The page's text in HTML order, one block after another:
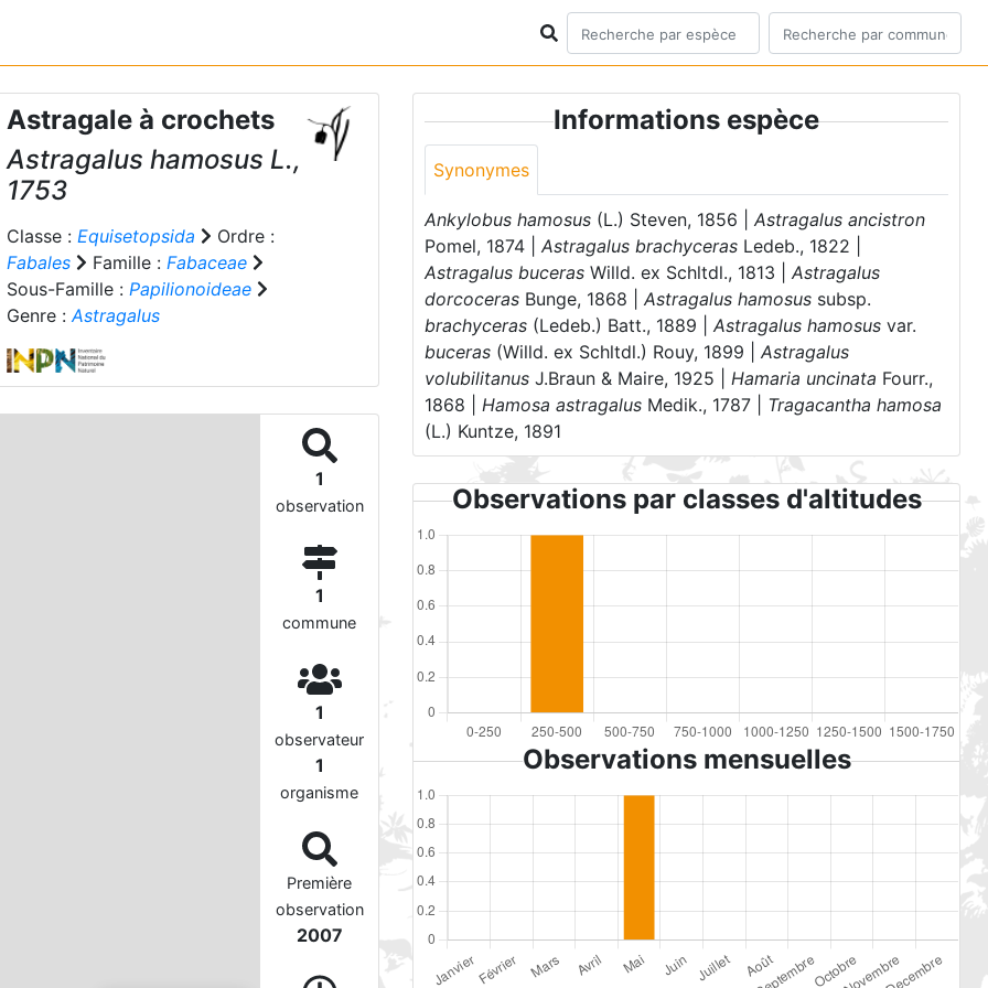
Astragale à crochets
Astragalus hamosus L.,
1753
Classe : Equisetopsida
Ordre :
Fabales
Famille : Fabaceae
Sous-Famille : Papilionoideae
Genre :Astragalus
1
observation
1
commune
1
observateur
1
organisme
Première
observation
2007
Informations espèce
Synonymes
Ankylobus hamosus (L.) Steven, 1856 |Astragalus ancistron
Pomel, 1874 |Astragalus brachyceras Ledeb., 1822 |
Astragalus buceras Willd. ex Schltdl., 1813 |Astragalus
dorcoceras Bunge, 1868 |Astragalus hamosus subsp.
brachyceras (Ledeb.) Batt., 1889 |Astragalus hamosusvar.
buceras (Willd. ex Schltdl.) Rouy, 1899 |Astragalus
volubilitanus J.Braun & Maire, 1925 |Hamaria uncinata Fourr.,
1868 |Hamosa astragalus Medik., 1787 | Tragacantha hamosa
(L.) Kuntze, 1891
Observations par classes d'altitudes
Observations mensuelles